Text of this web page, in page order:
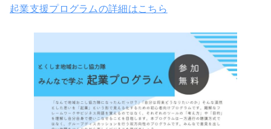
起業支援プログラムの詳細はこちら